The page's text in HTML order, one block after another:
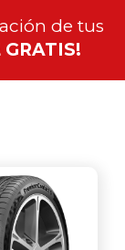
de tus
GRATIS!